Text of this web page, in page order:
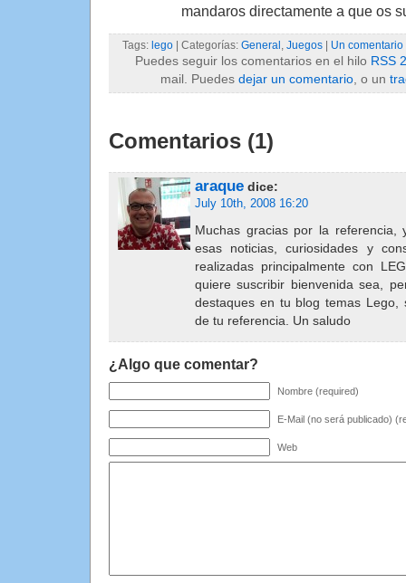
mandaros directamente a que os
Tags: lego | Categorías: General Juegos | Un comentario
Puedes seguir los comentarios en el hilo RSS
mail. Puedes dejar un comentario , o un
Comentarios (1)
araque dice:
July 10th, 2008 16:20
Muchas gracias por la referencia,
esas noticias, curiosidades y
realizadas principalmente con
quiere suscribir bienvenida sea,
destaques en tu blog temas Lego,
de tu referencia. Un saludo
¿Algo que comentar?
Nombre (required)
E-Mail (no será publicado)
Web